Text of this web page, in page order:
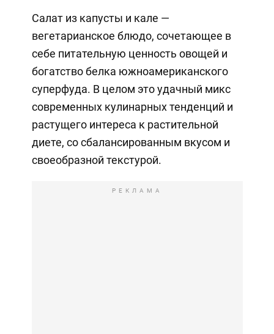
Салат из капусты и кале —
вегетарианское блюдо, сочетающее в
себе питательную ценность овощей и
богатство белка южноамериканского
суперфуда. В целом это удачный микс
современных кулинарных тенденций и
растущего интереса к растительной
диете, со сбалансированным вкусом и
своеобразной текстурой.
РЕКЛАМА